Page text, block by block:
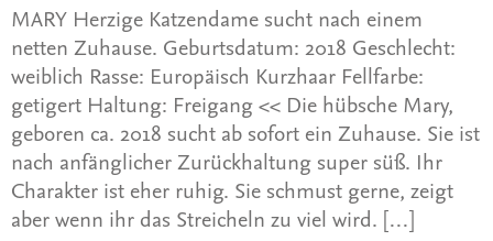
MARY Herzige Katzendame sucht nach einem
netten Zuhause. Geburtsdatum: 2018 Geschlecht:
weiblich Rasse: Europäisch Kurzhaar Fellfarbe:
getigert Haltung: Freigang << Die hübsche Mary,
geboren ca. 2018 sucht ab sofort ein Zuhause. Sie ist
nach anfänglicher Zurückhaltung super süß. Ihr
Charakter ist eher ruhig. Sie schmust gerne, zeigt
aber wenn ihr das Streicheln zu viel wird. […]